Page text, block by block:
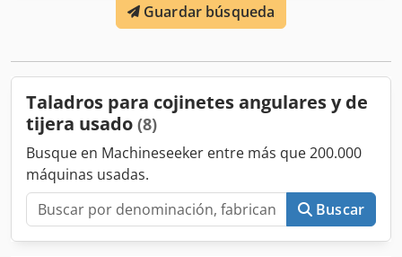
Guardar búsqueda
Taladros para cojinetes angulares y de
tijera usado (8)
Busque en Machineseeker entre más que 200.000
máquinas usadas.
Buscar